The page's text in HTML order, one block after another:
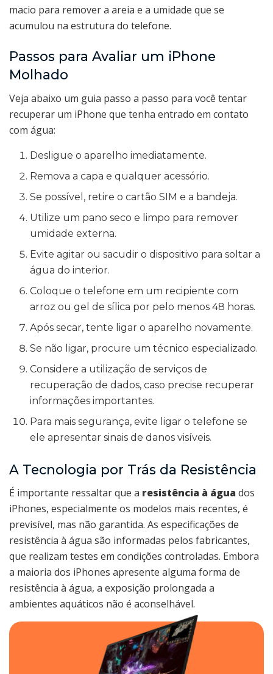
macio para remover a areia e a umidade que se
acumulou na estrutura do telefone.
Passos para Avaliar um iPhone
Molhado
Veja abaixo um guia passo a passo para você tentar
recuperar um iPhone que tenha entrado em contato
com água:
Desligue o aparelho imediatamente.
Remova a capa e qualquer acessório.
Se possível, retire o cartão SIM e a bandeja.
Utilize um pano seco e limpo para remover
umidade externa.
Evite agitar ou sacudir o dispositivo para soltar a
água do interior.
Coloque o telefone em um recipiente com
arroz ou gel de sílica por pelo menos 48 horas.
Após secar, tente ligar o aparelho novamente.
Se não ligar, procure um técnico especializado.
Considere a utilização de serviços de
recuperação de dados, caso precise recuperar
informações importantes.
Para mais segurança, evite ligar o telefone se
ele apresentar sinais de danos visíveis.
A Tecnologia por Trás da Resistência
É importante ressaltar que a resistência à água dos
iPhones, especialmente os modelos mais recentes, é
previsível, mas não garantida. As especificações de
resistência à água são informadas pelos fabricantes,
que realizam testes em condições controladas. Embora
a maioria dos iPhones apresente alguma forma de
resistência à água, a exposição prolongada a
ambientes aquáticos não é aconselhável.